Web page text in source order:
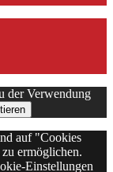
der Verwendung
auf "Cookies
ermöglichen.
Einstellungen